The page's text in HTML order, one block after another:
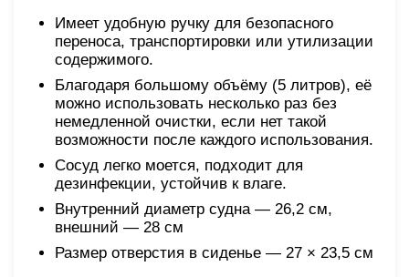
Имеет удобную ручку для безопасного
переноса, транспортировки или утилизации
содержимого.
Благодаря большому объёму (5 литров), её
можно использовать несколько раз без
немедленной очистки, если нет такой
возможности после каждого использования.
Сосуд легко моется, подходит для
дезинфекции, устойчив к влаге.
Внутренний диаметр судна — 26,2 см,
внешний — 28 см
Размер отверстия в сиденье — 27 × 23,5 см